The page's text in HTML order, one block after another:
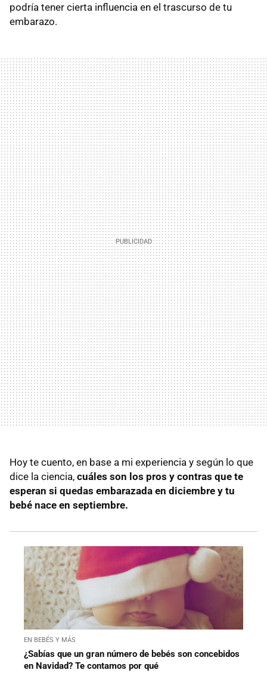
podría tener cierta influencia en el trascurso de tu
embarazo.
Hoy te cuento, en base a mi experiencia y según lo que
dice la ciencia, cuáles son los pros y contras que te
esperan si quedas embarazada en diciembre y tu
bebé nace en septiembre.
EN BEBÉS Y MÁS
¿Sabías que un gran número de bebés son concebidos
en Navidad? Te contamos por qué